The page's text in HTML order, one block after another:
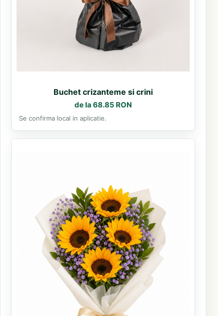
Buchet crizanteme si crini
de la 68.85 RON
Se confirma local in aplicatie.